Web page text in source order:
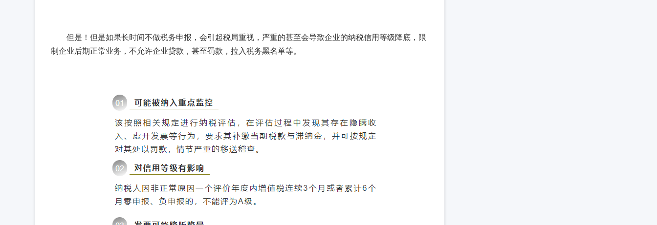
但是！但是如果长时间不做税务申报，会引起税局重视，严重的甚至会导致企业的纳税信用等级降底，限
制企业后期正常业务，不允许企业贷款，甚至罚款，拉入税务黑名单等。